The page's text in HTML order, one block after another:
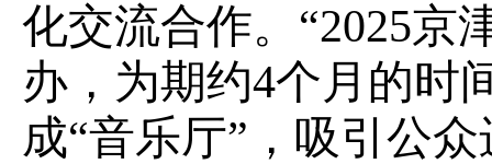
化交流合作。“2025京
办，为期约4个月的时
成“音乐厅”，吸引公